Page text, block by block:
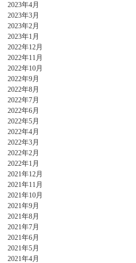
2023年4月
2023年3月
2023年2月
2023年1月
2022年12月
2022年11月
2022年10月
2022年9月
2022年8月
2022年7月
2022年6月
2022年5月
2022年4月
2022年3月
2022年2月
2022年1月
2021年12月
2021年11月
2021年10月
2021年9月
2021年8月
2021年7月
2021年6月
2021年5月
2021年4月